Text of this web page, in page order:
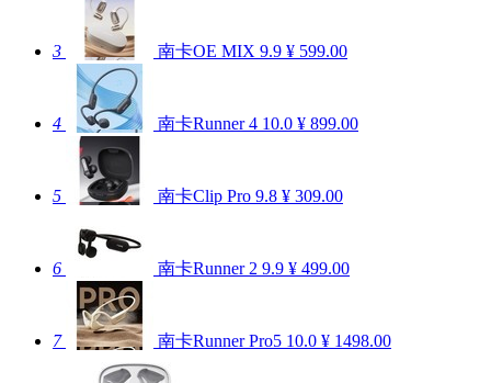
3 南卡OE MIX 9.9 ¥ 599.00
4 南卡Runner 4 10.0 ¥ 899.00
5 南卡Clip Pro 9.8 ¥ 309.00
6 南卡Runner 2 9.9 ¥ 499.00
7 南卡Runner Pro5 10.0 ¥ 1498.00